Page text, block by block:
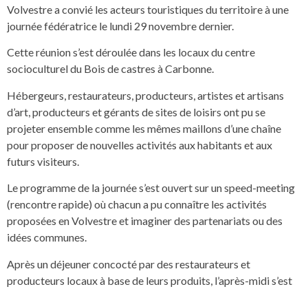
Volvestre a convié les acteurs touristiques du territoire à une
journée fédératrice le lundi 29 novembre dernier.
Cette réunion s’est déroulée dans les locaux du centre
socioculturel du Bois de castres à Carbonne.
Hébergeurs, restaurateurs, producteurs, artistes et artisans
d’art, producteurs et gérants de sites de loisirs ont pu se
projeter ensemble comme les mêmes maillons d’une chaîne
pour proposer de nouvelles activités aux habitants et aux
futurs visiteurs.
Le programme de la journée s’est ouvert sur un speed-meeting
(rencontre rapide) où chacun a pu connaître les activités
proposées en Volvestre et imaginer des partenariats ou des
idées communes.
Après un déjeuner concocté par des restaurateurs et
producteurs locaux à base de leurs produits, l’après-midi s’est